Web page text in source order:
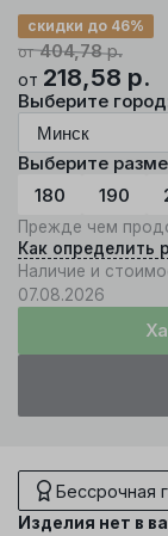
от404,78р.
скидки до 46%
от 218,58 р.
Выберите
Выберите
180
190
Прежде чем
Как определить
Наличие и
07.08.2026
Бессрочная
Изделия нет в